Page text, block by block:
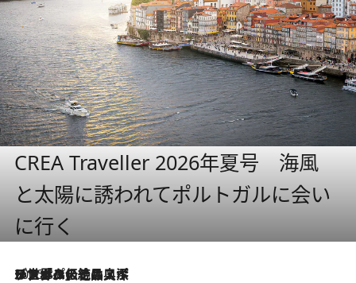
CREA Traveller 2026年夏号 海風
と太陽に誘われてポルトガルに会い
に行く
2026.8.8
リスボンの絶品スイーツ「パステル・デ・ナタ」とは？ポルトガル伝統の奥深い世界へ